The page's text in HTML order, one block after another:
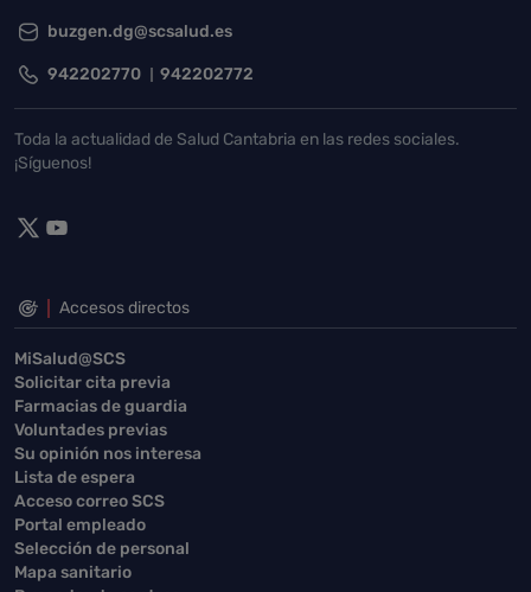
buzgen.dg@scsalud.es
942202770 942202772
Toda la actualidad de Salud Cantabria en las redes sociales.
¡Síguenos!
Accesos directos
MiSalud@SCS
Solicitar cita previa
Farmacias de guardia
Voluntades previas
Su opinión nos interesa
Lista de espera
Acceso correo SCS
Portal empleado
Selección de personal
Mapa sanitario